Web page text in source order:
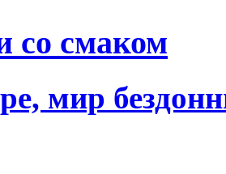
со смаком
мир